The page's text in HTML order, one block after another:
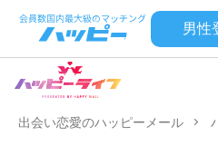
男性
出会い恋愛のハッピーメール